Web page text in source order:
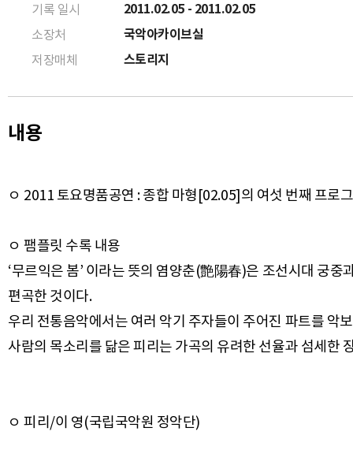
기록 일시 2011.02.05 - 2011.02.05
소장처 국악아카이브실
저장매체 스토리지
내용
ㅇ 2011 토요명품공연 : 종합 마형[02.05]의 여섯 번째 프로
ㅇ 팸플릿 수록 내용
‘무르익은 봄’ 이라는 뜻의 염양춘(艶陽春)은 조선시대 궁
편곡한 것이다.
우리 전통음악에서는 여러 악기 주자들이 주어진 파트를 악
ㅇ 피리/이 영(국립국악원 정악단)